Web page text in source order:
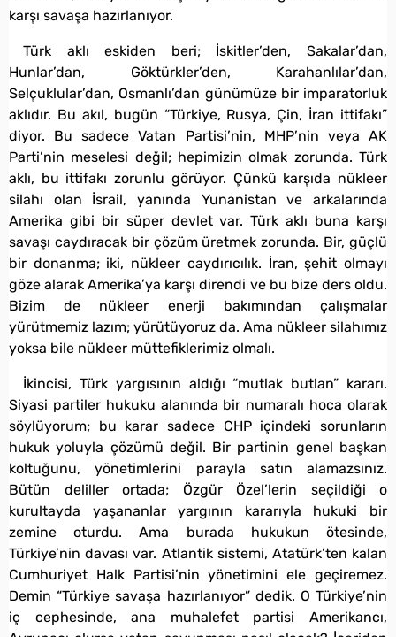
karşı savaşa hazırlanıyor.
Türk aklı eskiden beri; İskitler’den, Sakalar’dan,
Hunlar’dan, Göktürkler’den, Karahanlılar’dan,
Selçuklular’dan, Osmanlı’dan günümüze bir imparatorluk
aklıdır. Bu akıl, bugün “Türkiye, Rusya, Çin, İran ittifakı”
diyor. Bu sadece Vatan Partisi’nin, MHP’nin veya AK
Parti’nin meselesi değil; hepimizin olmak zorunda. Türk
aklı, bu ittifakı zorunlu görüyor. Çünkü karşıda nükleer
silahı olan İsrail, yanında Yunanistan ve arkalarında
Amerika gibi bir süper devlet var. Türk aklı buna karşı
savaşı caydıracak bir çözüm üretmek zorunda. Bir, güçlü
bir donanma; iki, nükleer caydırıcılık. İran, şehit olmayı
göze alarak Amerika’ya karşı direndi ve bu bize ders oldu.
Bizim de nükleer enerji bakımından çalışmalar
yürütmemiz lazım; yürütüyoruz da. Ama nükleer silahımız
yoksa bile nükleer müttefiklerimiz olmalı.
İkincisi, Türk yargısının aldığı “mutlak butlan” kararı.
Siyasi partiler hukuku alanında bir numaralı hoca olarak
söylüyorum; bu karar sadece CHP içindeki sorunların
hukuk yoluyla çözümü değil. Bir partinin genel başkan
koltuğunu, yönetimlerini parayla satın alamazsınız.
Bütün deliller ortada; Özgür Özel’lerin seçildiği o
kurultayda yaşananlar yargının kararıyla hukuki bir
zemine oturdu. Ama burada hukukun ötesinde,
Türkiye’nin davası var. Atlantik sistemi, Atatürk’ten kalan
Cumhuriyet Halk Partisi’nin yönetimini ele geçiremez.
Demin “Türkiye savaşa hazırlanıyor” dedik. O Türkiye’nin
iç cephesinde, ana muhalefet partisi Amerikancı,